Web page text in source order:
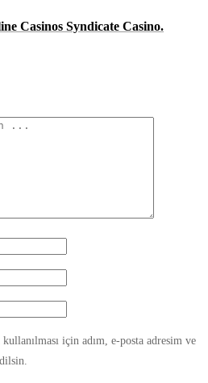
Casinos Syndicate Casino.
için adım, e-posta adresim ve